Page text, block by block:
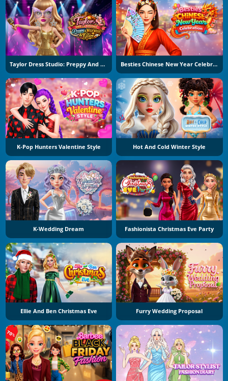
Taylor Dress Studio: Preppy And Wild West Glam Besties Chinese New Year Celebration
K-Pop Hunters Valentine Style Hot And Cold Winter Style
K-Wedding Dream Fashionista Christmas Eve Party
Ellie And Ben Christmas Eve Furry Wedding Proposal